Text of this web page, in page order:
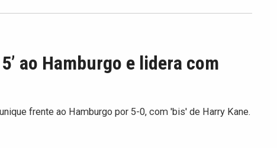
ao Hamburgo e lidera com
frente ao Hamburgo por 5-0, com 'bis' de Harry Kane.